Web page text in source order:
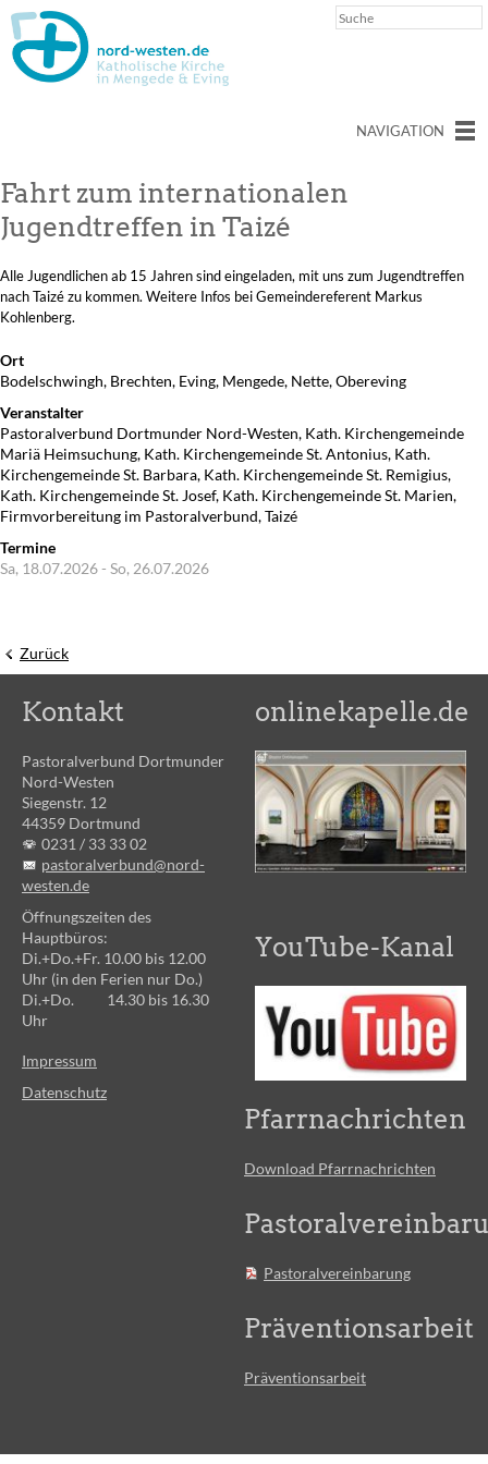
NAVIGATION
Fahrt zum internationalen
Jugendtreffen in Taizé
Alle Jugendlichen ab 15 Jahren sind eingeladen, mit uns zum Jugendtreffen
nach Taizé zu kommen. Weitere Infos bei Gemeindereferent Markus
Kohlenberg.
Ort
Bodelschwingh, Brechten, Eving, Mengede, Nette, Obereving
Veranstalter
Pastoralverbund Dortmunder Nord-Westen, Kath. Kirchengemeinde
Mariä Heimsuchung, Kath. Kirchengemeinde St. Antonius, Kath.
Kirchengemeinde St. Barbara, Kath. Kirchengemeinde St. Remigius,
Kath. Kirchengemeinde St. Josef, Kath. Kirchengemeinde St. Marien,
Firmvorbereitung im Pastoralverbund, Taizé
Termine
Sa, 18.07.2026 - So, 26.07.2026
Zurück
Kontakt
Pastoralverbund Dortmunder
Nord-Westen
Siegenstr. 12
44359 Dortmund
0231 / 33 33 02
pastoralverbund@nord-
westen.de
Öffnungszeiten des
Hauptbüros:
Di.+Do.+Fr. 10.00 bis 12.00
Uhr (in den Ferien nur Do.)
Di.+Do. 14.30 bis 16.30
Uhr
Impressum
Datenschutz
onlinekapelle.de
YouTube-Kanal
Pfarrnachrichten
Download Pfarrnachrichten
Pastoralvereinbarung
Präventionsarbeit
Präventionsarbeit